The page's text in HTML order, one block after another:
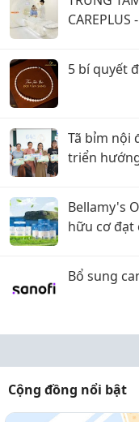
5 bí quyết
Tã bỉm nội
triển
Bellamy's
hữu cơ đạt
Bổ sung
Cộng đồng nổi bật